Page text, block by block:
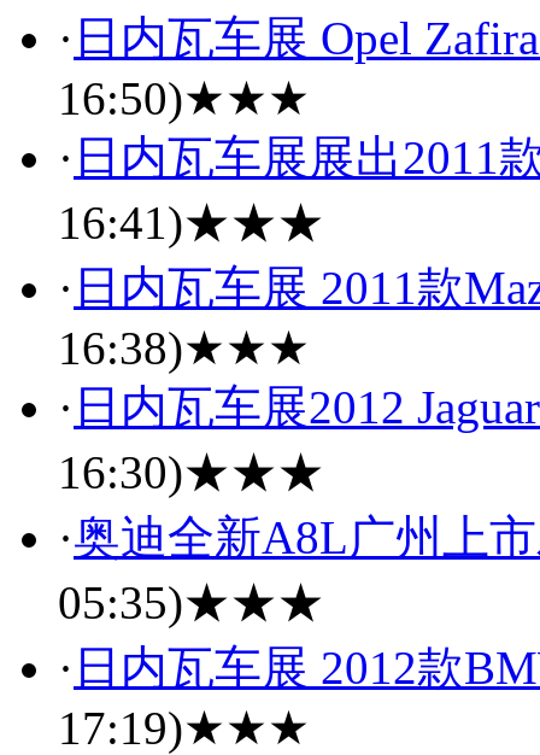
· 日内瓦车展 Opel
16:50)★★★
· 日内瓦车展展出2011
16:41)★★★
· 日内瓦车展 2011款
16:38)★★★
· 日内瓦车展2012
16:30)★★★
·奥迪全新A8L广州上
05:35)★★★
· 日内瓦车展 2012款
17:19)★★★